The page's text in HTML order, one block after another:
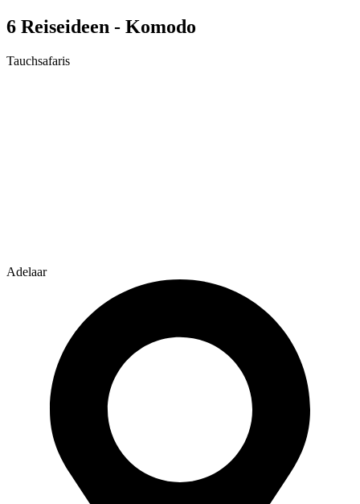
6 Reiseideen - Komodo
Tauchsafaris
Adelaar